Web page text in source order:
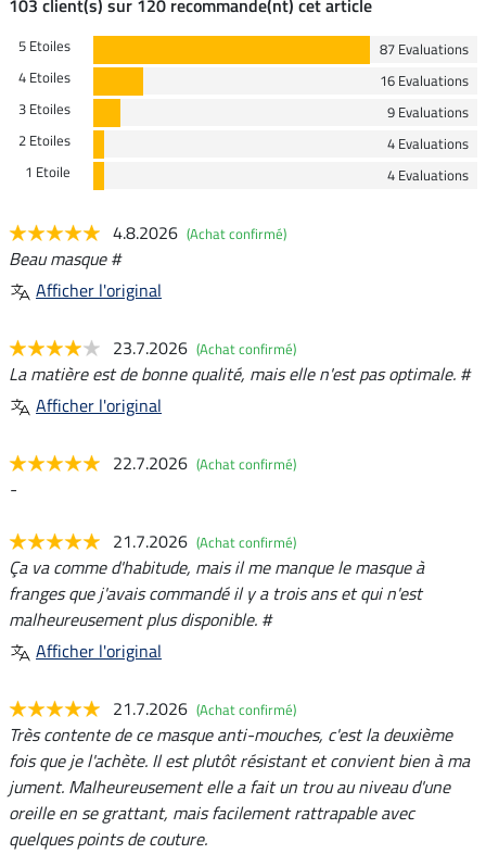
103 client(s) sur 120 recommande(nt) cet article
5 Etoiles
87 Evaluations
4 Etoiles
16 Evaluations
3 Etoiles
9 Evaluations
2 Etoiles
4 Evaluations
1 Etoile
4 Evaluations
4.8.2026 (Achat confirmé)
Beau masque #
Afficher l'original
23.7.2026 (Achat confirmé)
La matière est de bonne qualité, mais elle n'est pas optimale. #
Afficher l'original
22.7.2026 (Achat confirmé)
-
21.7.2026 (Achat confirmé)
Ça va comme d'habitude, mais il me manque le masque à
franges que j'avais commandé il y a trois ans et qui n'est
malheureusement plus disponible. #
Afficher l'original
21.7.2026 (Achat confirmé)
Très contente de ce masque anti-mouches, c'est la deuxième
fois que je l'achète. Il est plutôt résistant et convient bien à ma
jument. Malheureusement elle a fait un trou au niveau d'une
oreille en se grattant, mais facilement rattrapable avec
quelques points de couture.